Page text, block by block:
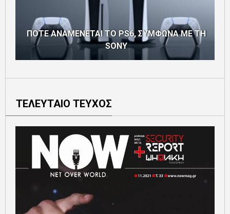
ΠΟΤΕ ΑΝΑΜΕΝΕΤΑΙ ΤΟ PS6, ΣΥΜΦΩΝΑ ΜΕ ΤΗ
SONY
ΤΕΛΕΥΤΑΙΟ ΤΕΥΧΟΣ